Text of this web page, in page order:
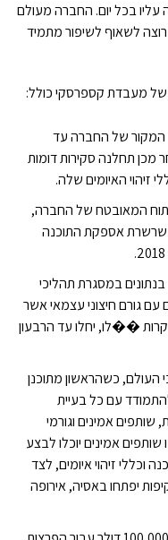
עליו בכל יום. החברה מעולם
לשאוף לשיפור מתמיד
של מעבדת קספרסקי כולל:
המקור של החברה עד
של 2018, כשלאחר מכן תחלנה סקירות דומות
זיהוי האיומים שלה.
המאובטח של החברה,
בשרשרת אספקת התוכנה
במסגרת תהליכי
גורם חיצוני עצמאי אשר
��לו, יחלו עד הרבעון
העולם, כשהראשון מתוכנן
להתמודד עם כל בעיית
אמינים וגורמי
אמינים יוכלו לבצע
וכללי זיהוי איומים, לצד
יפתחו באסיה, אירופה